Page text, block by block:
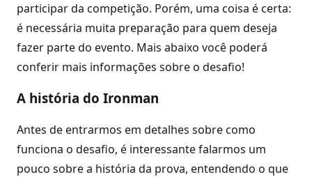
participar da competição. Porém, uma coisa é certa:
é necessária muita preparação para quem deseja
fazer parte do evento. Mais abaixo você poderá
conferir mais informações sobre o desafio!
A história do Ironman
Antes de entrarmos em detalhes sobre como
funciona o desafio, é interessante falarmos um
pouco sobre a história da prova, entendendo o que